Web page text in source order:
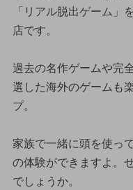
「リアル脱出ゲーム」
店です。
過去の名作ゲームや完
選した海外のゲームも
プ。
家族で一緒に頭を使っ
の体験ができますよ。
でしょうか。